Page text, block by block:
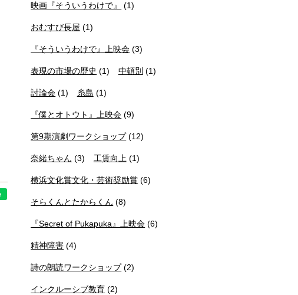
映画『そういうわけで』 (1)
おむすび長屋 (1)
『そういうわけで』上映会 (3)
表現の市場の歴史 (1) 中頓別 (1)
討論会 (1) 糸島 (1)
『僕とオトウト』上映会 (9)
第9期演劇ワークショップ(12)
奈緒ちゃん (3) 工賃向上(1)
横浜文化賞文化・芸術奨励賞 (6)
そらくんとたからくん (8)
『Secret of Pukapuka』上映会 (6)
精神障害 (4)
詩の朗読ワークショップ(2)
インクルーシブ教育 (2)